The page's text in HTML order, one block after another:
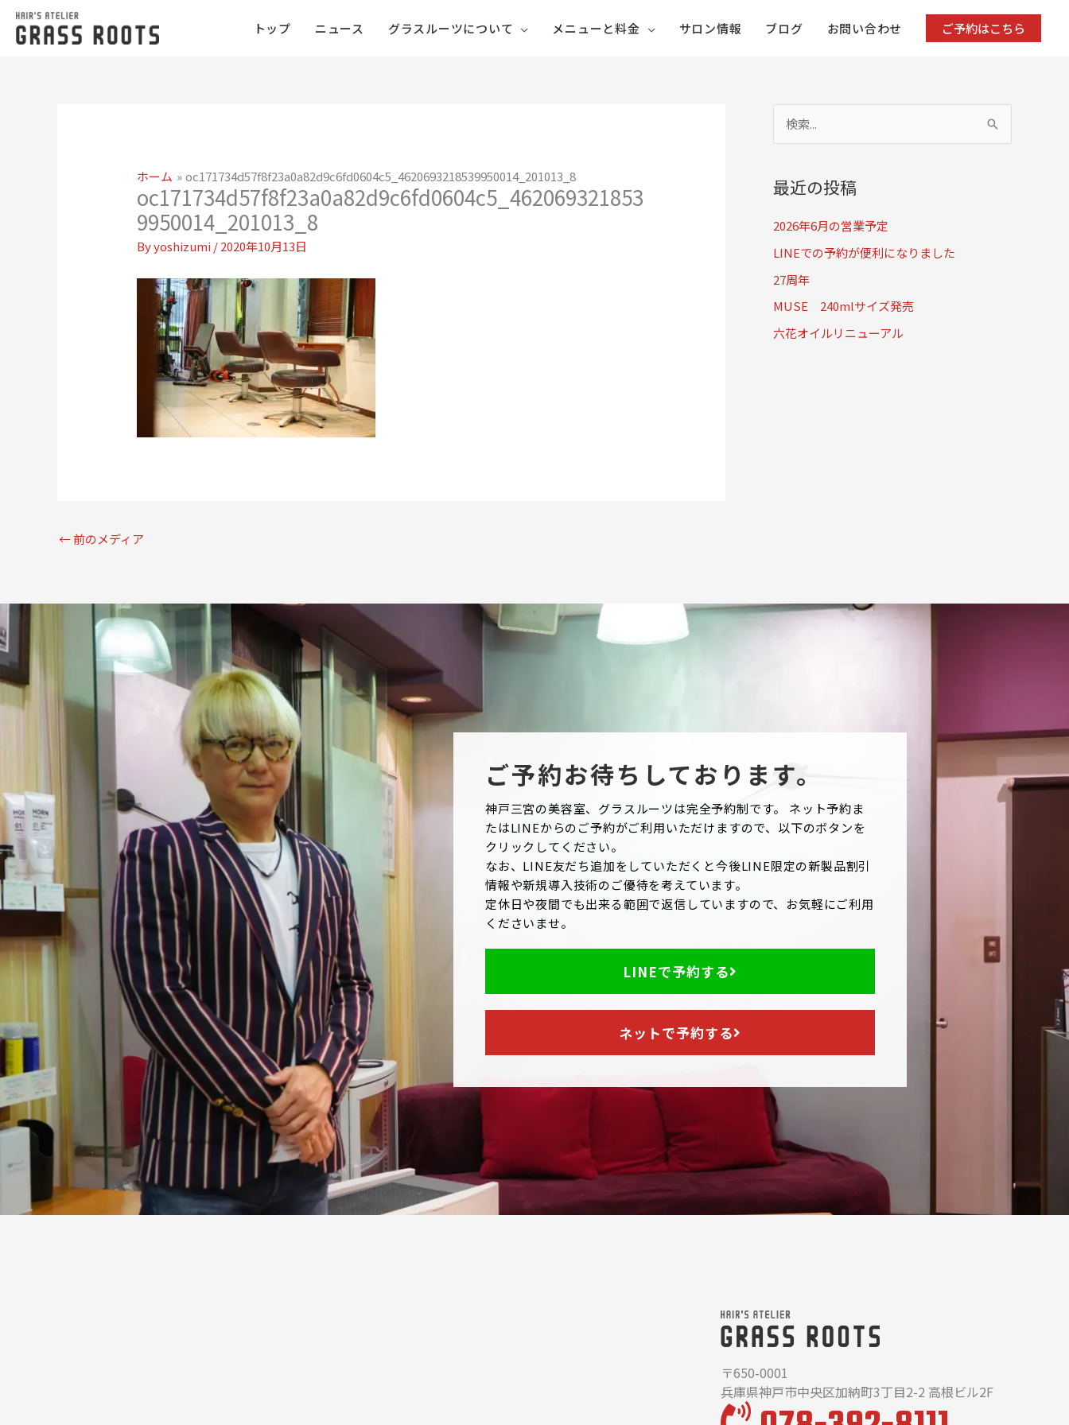
トップ ニュース グラスルーツについて メニューと料金 サロン情報 ブログ お問い合わせ ご予約はこちら
ホーム oc171734d57f8f23a0a82d9c6fd0604c5_4620693218539950014_201013_8
oc171734d57f8f23a0a82d9c6fd0604c5_462069321853
9950014_201013_8
Byyoshizumi/2020年10月13日
←前のメディア
象
:
最近の投稿
2026年6月の営業予定
LINEでの予約が便利になりました
27周年
MUSE 240mlサイズ発売
六花オイルリニューアル
ご予約お待ちしております。
神戸三宮の美容室、グラスルーツは完全予約制です。 ネット予約ま
たはLINEからのご予約がご利用いただけますので、以下のボタンを
クリックしてください。
なお、LINE友だち追加をしていただくと今後LINE限定の新製品割引
情報や新規導入技術のご優待を考えています。
定休日や夜間でも出来る範囲で返信していますので、お気軽にご利用
くださいませ。
LINEで予約する
ネットで予約する
〒650-0001
兵庫県神戸市中央区加納町3丁目2-2 高根ビル2F